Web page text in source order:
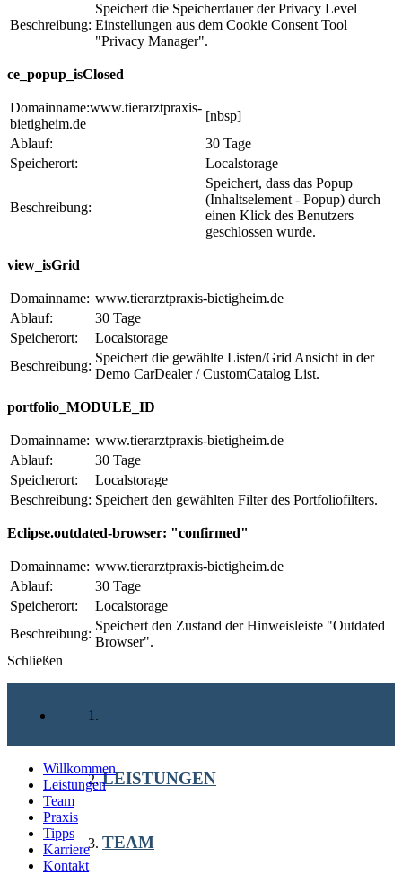
Beschreibung:
Speichert die Speicherdauer der Privacy Level
Einstellungen aus dem Cookie Consent Tool
"Privacy Manager".
ce_popup_isClosed
Domainname:www.tierarztpraxis-
bietigheim.de
[nbsp]
Ablauf:
30 Tage
Speicherort:
Localstorage
Beschreibung:
Speichert, dass das Popup
(Inhaltselement - Popup) durch
einen Klick des Benutzers
geschlossen wurde.
view_isGrid
Domainname: www.tierarztpraxis-bietigheim.de
Ablauf:
30 Tage
Speicherort:
Localstorage
Beschreibung:
Speichert die gewählte Listen/Grid Ansicht in der
Demo CarDealer / CustomCatalog List.
portfolio_MODULE_ID
Domainname: www.tierarztpraxis-bietigheim.de
Ablauf:
30 Tage
Speicherort:
Localstorage
Beschreibung: Speichert den gewählten Filter des Portfoliofilters.
Eclipse.outdated-browser: "confirmed"
Domainname: www.tierarztpraxis-bietigheim.de
Ablauf:
30 Tage
Speicherort:
Localstorage
Beschreibung:
Speichert den Zustand der Hinweisleiste "Outdated
Browser".
Schließen
LEISTUNGEN
TEAM
Willkommen
Leistungen
Team
Praxis
Tipps
Karriere
Kontakt